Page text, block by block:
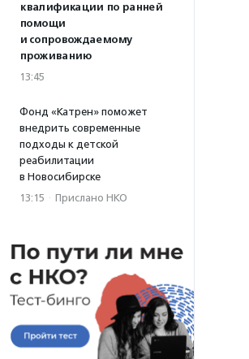
квалификации по ранней
помощи
и сопровождаемому
проживанию
13:45
Фонд «Катрен» поможет
внедрить современные
подходы к детской
реабилитации
в Новосибирске
13:15 · Прислано НКО